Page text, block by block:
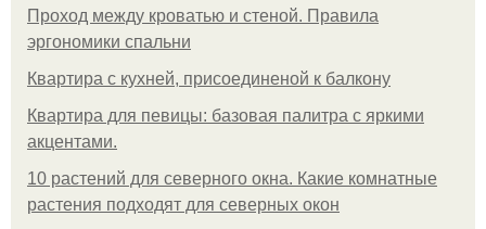
Проход между кроватью и стеной. Правила
эргономики спальни
Квартира с кухней, присоединеной к балкону
Квартира для певицы: базовая палитра с яркими
акцентами.
10 растений для северного окна. Какие комнатные
растения подходят для северных окон